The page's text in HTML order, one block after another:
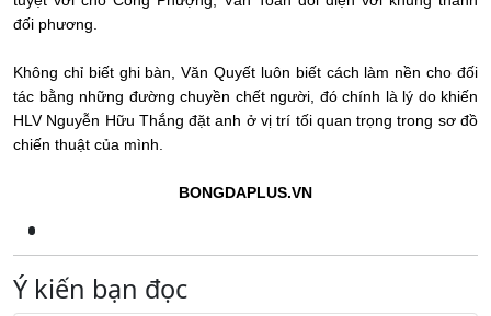
đối phương.
Không chỉ biết ghi bàn, Văn Quyết luôn biết cách làm nền cho đối
tác bằng những đường chuyền chết người, đó chính là lý do khiến
HLV Nguyễn Hữu Thắng đặt anh ở vị trí tối quan trọng trong sơ đồ
chiến thuật của mình.
BONGDAPLUS.VN
Ý kiến bạn đọc